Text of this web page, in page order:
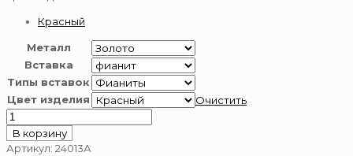
Красный
Металл
Вставка
Типы вставок
Цвет изделия
Очистить
Количество
товара
Подвеска-
В корзину
Артикул: 24013А